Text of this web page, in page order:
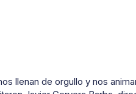
llenan de orgullo y nos